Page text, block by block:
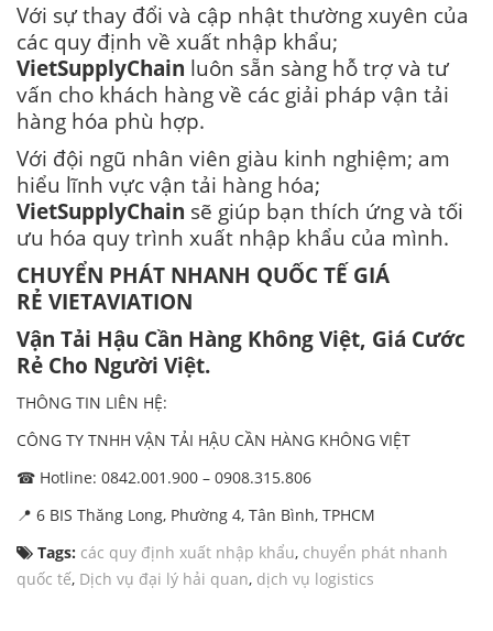
Với sự thay đổi và cập nhật thường xuyên của
các quy định về xuất nhập khẩu;
VietSupplyChain luôn sẵn sàng hỗ trợ và tư
vấn cho khách hàng về các giải pháp vận tải
hàng hóa phù hợp.
Với đội ngũ nhân viên giàu kinh nghiệm; am
hiểu lĩnh vực vận tải hàng hóa;
VietSupplyChain sẽ giúp bạn thích ứng và tối
ưu hóa quy trình xuất nhập khẩu của mình.
CHUYỂN PHÁT NHANH QUỐC TẾ GIÁ
RẺ VIETAVIATION
Vận Tải Hậu Cần Hàng Không Việt, Giá Cước
Rẻ Cho Người Việt.
THÔNG TIN LIÊN HỆ:
CÔNG TY TNHH VẬN TẢI HẬU CẦN HÀNG KHÔNG VIỆT
☎ Hotline: 0842.001.900 – 0908.315.806
📍 6 BIS Thăng Long, Phường 4, Tân Bình, TPHCM
Tags: các quy định xuất nhập khẩu, chuyển phát nhanh
quốc tế, Dịch vụ đại lý hải quan, dịch vụ logistics